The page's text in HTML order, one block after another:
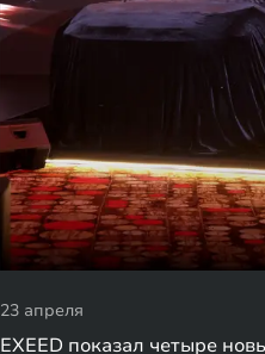
23 апреля
EXEED показал четыре